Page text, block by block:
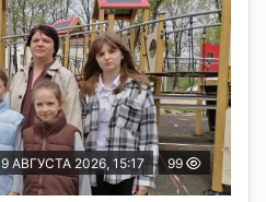
9 АВГУСТА 2026, 15:17 99